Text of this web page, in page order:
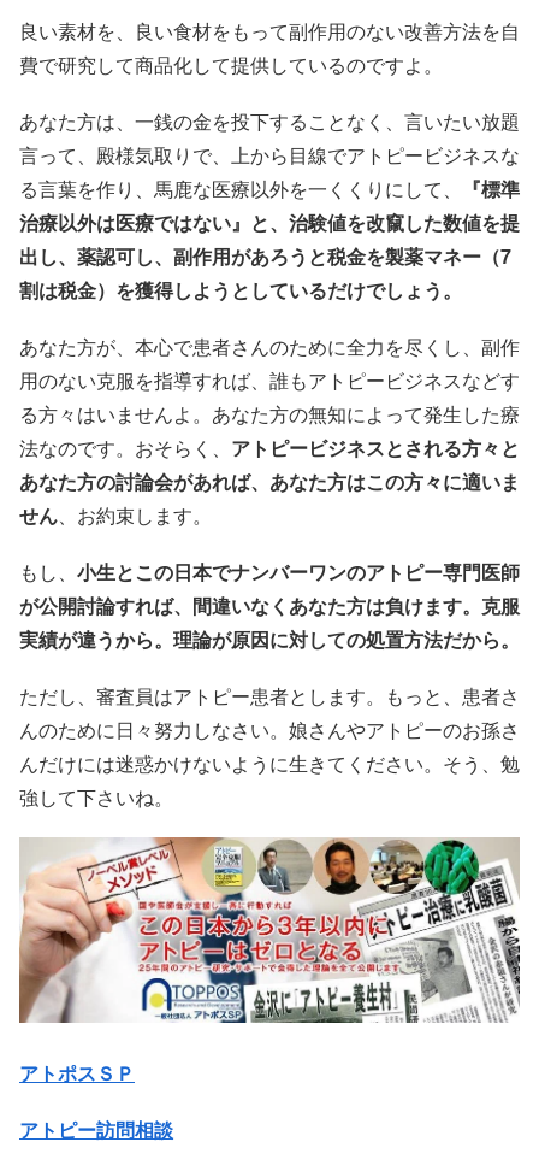
良い素材を、良い食材をもって副作用のない改善方法を自
費で研究して商品化して提供しているのですよ。
あなた方は、一銭の金を投下することなく、言いたい放題
言って、殿様気取りで、上から目線でアトピービジネスな
る言葉を作り、馬鹿な医療以外を一くくりにして、
『標準
治療以外は医療ではない』と、治験値を改竄した数値を提
出し、薬認可し、副作用があろうと税金を製薬マネー（7
割は税金）を獲得しようとしているだけでしょう。
あなた方が、本心で患者さんのために全力を尽くし、副作
用のない克服を指導すれば、誰もアトピービジネスなどす
る方々はいませんよ。あなた方の無知によって発生した療
法なのです。おそらく、 アトピービジネスとされる方々と
あなた方の討論会があれば、あなた方はこの方々に適いま
せん、お約束します。
もし、 小生とこの日本でナンバーワンのアトピー専門医師
が公開討論すれば、間違いなくあなた方は負けます。克服
実績が違うから。理論が原因に対しての処置方法だから。
ただし、審査員はアトピー患者とします。もっと、患者さ
んのために日々努力しなさい。娘さんやアトピーのお孫さ
んだけには迷惑かけないように生きてください。そう、勉
強して下さいね。
アトポスＳＰ
アトピー訪問相談